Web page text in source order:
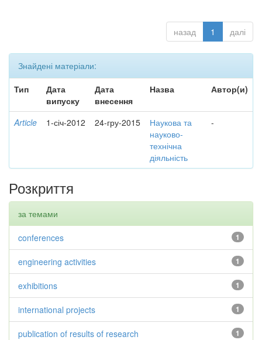
назад 1 далі
Знайдені матеріали:
Тип
Дата
випуску
Дата
внесення
Назва Автор(и)
Article 1-січ-2012 24-гру-2015
Наукова та
науково-
технічна
діяльність
-
Розкриття
за темами
1
conferences
1
engineering activities
1
exhibitions
1
international projects
1
publication of results of research